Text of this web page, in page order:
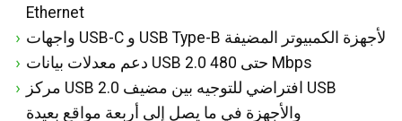
Ethernet
واجهات USB-C و USB Type-B لأجهزة الكمبيوتر المضيفة
دعم معدلات بيانات USB 2.0 حتى 480 Mbps
مركز USB 2.0 افتراضي للتوجيه بين مضيف USB
والأجهزة في ما يصل إلى أربعة مواقع بعيدة